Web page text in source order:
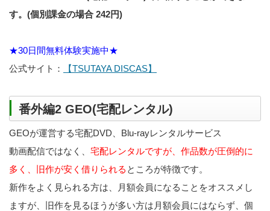
す。(個別課金の場合 242円)
★30日間無料体験実施中★
公式サイト：
【TSUTAYA DISCAS】
番外編2 GEO(宅配レンタル)
GEOが運営する宅配DVD、Blu-rayレンタルサービス
動画配信ではなく、 宅配レンタルですが、作品数が圧倒的に
多く、旧作が安く借りられる ところが特徴です。
新作をよく見られる方は、月額会員になることをオススメし
ますが、旧作を見るほうが多い方は月額会員にはならず、個